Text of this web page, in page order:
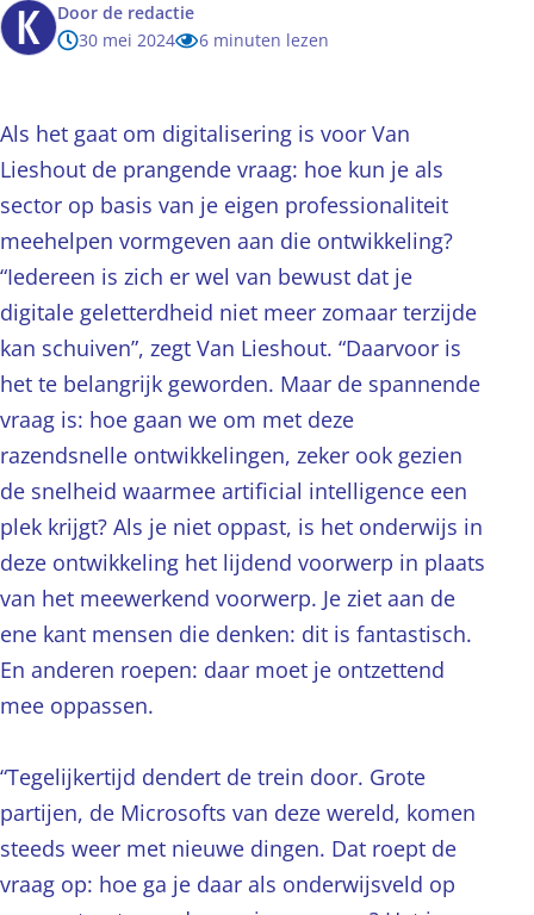
Door de redactie
30 mei 2024
6 minuten lezen
Als het gaat om digitalisering is voor Van
Lieshout de prangende vraag: hoe kun je als
sector op basis van je eigen professionaliteit
meehelpen vormgeven aan die ontwikkeling?
“Iedereen is zich er wel van bewust dat je
digitale geletterdheid niet meer zomaar terzijde
kan schuiven”, zegt Van Lieshout. “Daarvoor is
het te belangrijk geworden. Maar de spannende
vraag is: hoe gaan we om met deze
razendsnelle ontwikkelingen, zeker ook gezien
de snelheid waarmee artificial intelligence een
plek krijgt? Als je niet oppast, is het onderwijs in
deze ontwikkeling het lijdend voorwerp in plaats
van het meewerkend voorwerp. Je ziet aan de
ene kant mensen die denken: dit is fantastisch.
En anderen roepen: daar moet je ontzettend
mee oppassen.
“Tegelijkertijd dendert de trein door. Grote
partijen, de Microsofts van deze wereld, komen
steeds weer met nieuwe dingen. Dat roept de
vraag op: hoe ga je daar als onderwijsveld op